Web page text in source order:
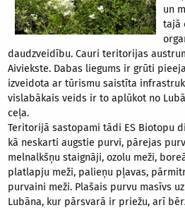
un
tajā
daudzveidību. Cauri teritorijas
Aiviekste. Dabas liegums ir grūti
izveidota ar tūrismu saistīta
vislabākais veids ir to aplūkot no
ceļa.
Teritorijā sastopami tādi ES Biotopu
kā neskarti augstie purvi, pārejas
melnalkšņu staignāji, ozolu meži,
platlapju meži, palieņu pļavas,
purvaini meži. Plašais purvu masīvs
Lubāna, kur pārsvarā ir priežu, arī